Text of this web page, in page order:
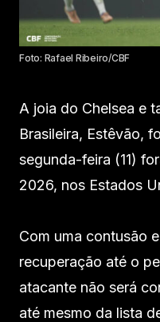
Foto: Rafael Ribeiro/CBF
A joia do Chelsea e
Brasileira, Estêvão,
segunda-feira (11)
2026, nos Estados
Com uma contusão
recuperação até o
atacante não será
até mesmo da lista